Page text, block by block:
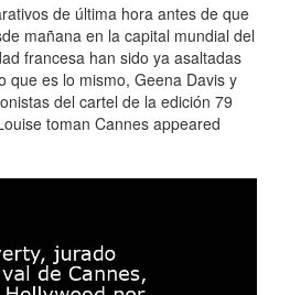
de última hora antes de que
mañana en la capital mundial del
francesa han sido ya asaltadas
que es lo mismo, Geena Davis y
del cartel de la edición 79
toman Cannes appeared